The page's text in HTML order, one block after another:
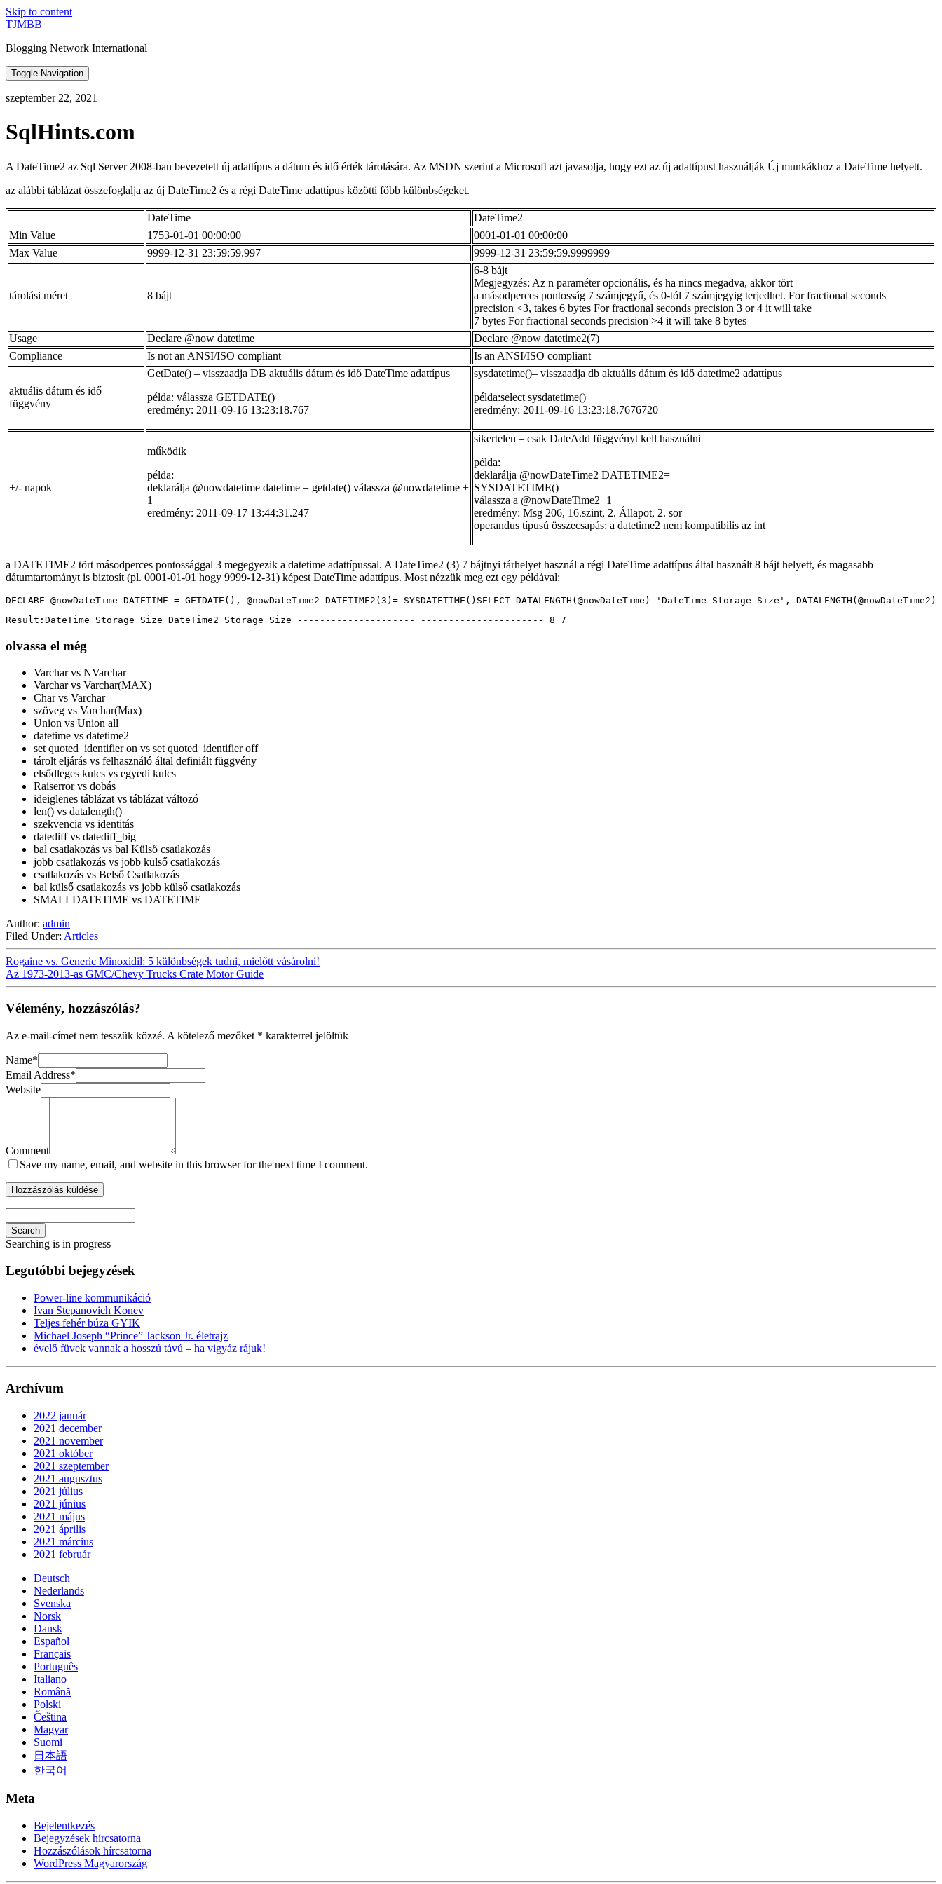
Skip to content
TJMBB
Blogging Network International
Toggle Navigation
szeptember 22, 2021
SqlHints.com
A DateTime2 az Sql Server 2008-ban bevezetett új adattípus a dátum és idő érték tárolására. Az MSDN szerint a Microsoft azt javasolja, hogy ezt az új adattípust használják Új munkákhoz a DateTime helyett.
az alábbi táblázat összefoglalja az új DateTime2 és a régi DateTime adattípus közötti főbb különbségeket.
DateTime
DateTime2
Min Value
1753-01-01 00:00:00
0001-01-01 00:00:00
Max Value
9999-12-31 23:59:59.997 9999-12-31 23:59:59.9999999
tárolási méret 8 bájt
6-8 bájt
Megjegyzés: Az n paraméter opcionális, és ha nincs megadva, akkor tört
a másodperces pontosság 7 számjegyű, és 0-tól 7 számjegyig terjedhet. For fractional seconds
precision <3, takes 6 bytes For fractional seconds precision 3 or 4 it will take
7 bytes For fractional seconds precision >4 it will take 8 bytes
Usage
Declare @now datetime
Declare @now datetime2(7)
Compliance
Is not an ANSI/ISO compliant Is an ANSI/ISO compliant
aktuális dátum és idő
függvény
GetDate() – visszaadja DB aktuális dátum és idő DateTime adattípus
példa: válassza GETDATE()
eredmény: 2011-09-16 13:23:18.767
sysdatetime()– visszaadja db aktuális dátum és idő datetime2 adattípus
példa:select sysdatetime()
eredmény: 2011-09-16 13:23:18.7676720
+/- napok
működik
példa:
deklarálja @nowdatetime datetime = getdate() válassza @nowdatetime +
1
eredmény: 2011-09-17 13:44:31.247
sikertelen – csak DateAdd függvényt kell használni
példa:
deklarálja @nowDateTime2 DATETIME2=
SYSDATETIME()
válassza a @nowDateTime2+1
eredmény: Msg 206, 16.szint, 2. Állapot, 2. sor
operandus típusú összecsapás: a datetime2 nem kompatibilis az int
a DATETIME2 tört másodperces pontossággal 3 megegyezik a datetime adattípussal. A DateTime2 (3) 7 bájtnyi tárhelyet használ a régi DateTime adattípus által használt 8 bájt helyett, és magasabb
dátumtartományt is biztosít (pl. 0001-01-01 hogy 9999-12-31) képest DateTime adattípus. Most nézzük meg ezt egy példával:
DECLARE @nowDateTime DATETIME = GETDATE(), @nowDateTime2 DATETIME2(3)= SYSDATETIME()SELECT DATALENGTH(@nowDateTime) 'DateTime Storage Size',
Result:DateTime Storage Size DateTime2 Storage Size --------------------- ---------------------- 8 7
olvassa el még
Varchar vs NVarchar
Varchar vs Varchar(MAX)
Char vs Varchar
szöveg vs Varchar(Max)
Union vs Union all
datetime vs datetime2
set quoted_identifier on vs set quoted_identifier off
tárolt eljárás vs felhasználó által definiált függvény
elsődleges kulcs vs egyedi kulcs
Raiserror vs dobás
ideiglenes táblázat vs táblázat változó
len() vs datalength()
szekvencia vs identitás
datediff vs datediff_big
bal csatlakozás vs bal Külső csatlakozás
jobb csatlakozás vs jobb külső csatlakozás
csatlakozás vs Belső Csatlakozás
bal külső csatlakozás vs jobb külső csatlakozás
SMALLDATETIME vs DATETIME
Author: admin
Filed Under: Articles
Rogaine vs. Generic Minoxidil: 5 különbségek tudni, mielőtt vásárolni!
Az 1973-2013-as GMC/Chevy Trucks Crate Motor Guide
Vélemény, hozzászólás?
Az e-mail-címet nem tesszük közzé. A kötelező mezőket * karakterrel jelöltük
Name*
Email Address*
Website
Comment
Save my name, email, and website in this browser for the next time I comment.
Search
Searching is in progress
Legutóbbi bejegyzések
Power-line kommunikáció
Ivan Stepanovich Konev
Teljes fehér búza GYIK
Michael Joseph “Prince” Jackson Jr. életrajz
évelő füvek vannak a hosszú távú – ha vigyáz rájuk!
Archívum
2022 január
2021 december
2021 november
2021 október
2021 szeptember
2021 augusztus
2021 július
2021 június
2021 május
2021 április
2021 március
2021 február
Deutsch
Nederlands
Svenska
Norsk
Dansk
Español
Français
Português
Italiano
Română
Polski
Čeština
Magyar
Suomi
日本語
한국어
Meta
Bejelentkezés
Bejegyzések hírcsatorna
Hozzászólások hírcsatorna
WordPress Magyarország